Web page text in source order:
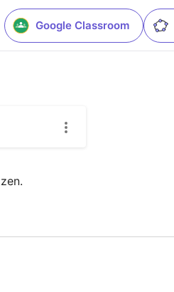
Google Classroom